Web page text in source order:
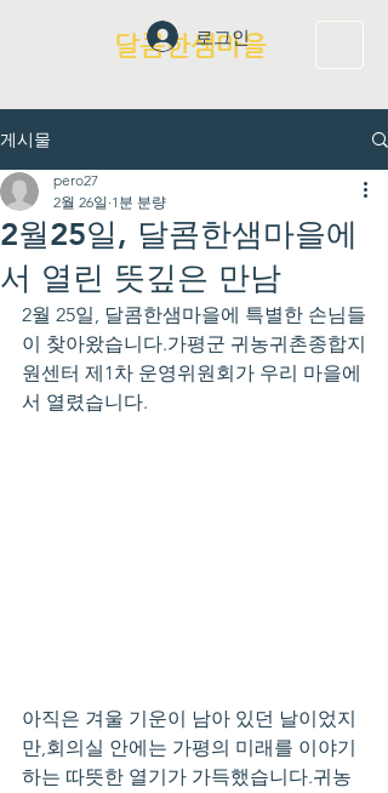
달콤한샘마을
로그인
게시물
2월25일, 달콤한샘마을에
서 열린 뜻깊은 만남
pero27
2월 26일 1분 분량
2월 25일, 달콤한샘마을에 특별한 손님들
이 찾아왔습니다.가평군 귀농귀촌종합지
원센터 제1차 운영위원회가 우리 마을에
서 열렸습니다.
아직은 겨울 기운이 남아 있던 날이었지
만,회의실 안에는 가평의 미래를 이야기
하는 따뜻한 열기가 가득했습니다.귀농